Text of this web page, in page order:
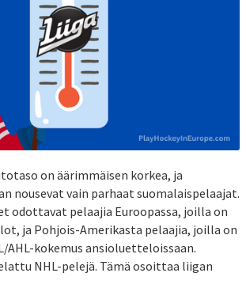
on äärimmäisen korkea, ja
nousevat vain parhaat suomalaispelaajat.
odottavat pelaajia Euroopassa, joilla on
ja Pohjois-Amerikasta pelaajia, joilla on
AHL-kokemus ansioluetteloissaan.
NHL-pelejä. Tämä osoittaa liigan